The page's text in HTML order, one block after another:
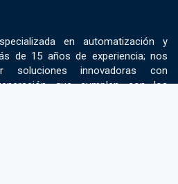
en automatización y
de 15 años de experiencia; nos
soluciones innovadoras con
que cumplen con los